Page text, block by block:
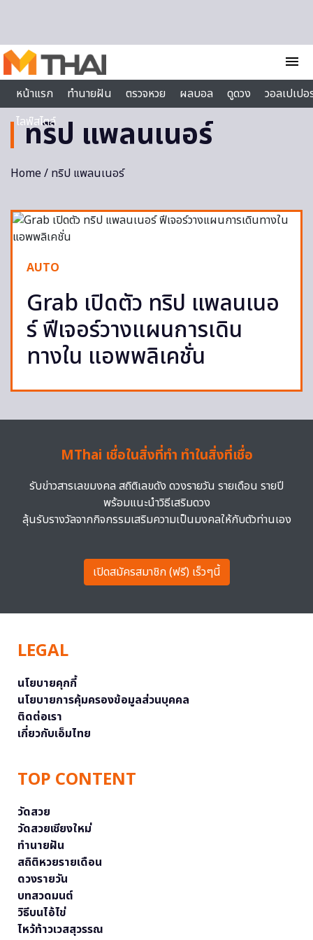
menu
หน้าแรก
ทำนายฝัน ตรวจหวย ผลบอล ดูดวง
วอลเปเป
ไลฟ์สไตล์
ทริป แพลนเนอร์
Home/ ทริป แพลนเนอร์
AUTO
Grab เปิดตัว ทริป แพลนเนอ
ร์ ฟีเจอร์วางแผนการเดิน
ทางใน แอพพลิเคชั่น
MThai เชื่อในสิ่งที่ทำ ทำในสิ่งที่เชื่อ
รับข่าวสารเลขมงคล สถิติเลขดัง ดวงรายวัน รายเดือน รายปี
พร้อมแนะนำวิธีเสริมดวง
ลุ้นรับรางวัลจากกิจกรรมเสริมความเป็นมงคลให้กับตัวท่านเอง
เปิดสมัครสมาชิก (ฟรี) เร็วๆนี้
LEGAL
นโยบายคุกกี้
นโยบายการคุ้มครองข้อมูลส่วนบุคคล
ติดต่อเรา
เกี่ยวกับเอ็มไทย
TOP CONTENT
วัดสวย
วัดสวยเชียงใหม่
ทำนายฝัน
สถิติหวยรายเดือน
ดวงรายวัน
บทสวดมนต์
วิธีบนไอ้ไข่
ไหว้ท้าวเวสสุวรรณ